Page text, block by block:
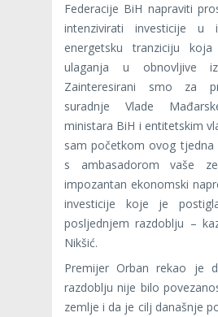
Federacije BiH napraviti
intenzivirati investicije u
energetsku tranziciju koja
ulaganja u obnovljive
Zainteresirani smo za
suradnje Vlade
ministara BiH i entitetskim
sam početkom ovog tjedna
s ambasadorom vaše
impozantan ekonomski
investicije koje je
posljednjem razdoblju –
Nikšić.
Premijer Orban rekao je
razdoblju nije bilo
zemlje i da je cilj današnje